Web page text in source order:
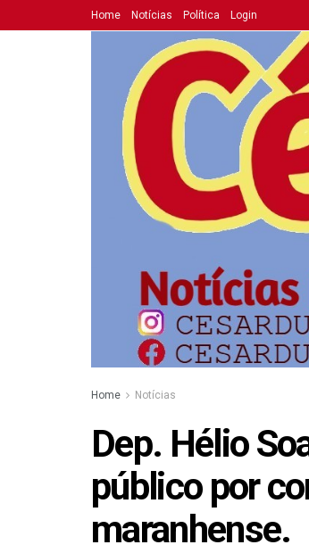
Home Notícias Política Login
Home Notícias
Dep. Hélio
público por
maranhense.